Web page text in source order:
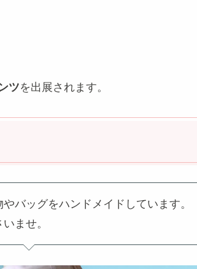
ツを出展されます。
バッグをハンドメイドしています。
ませ。